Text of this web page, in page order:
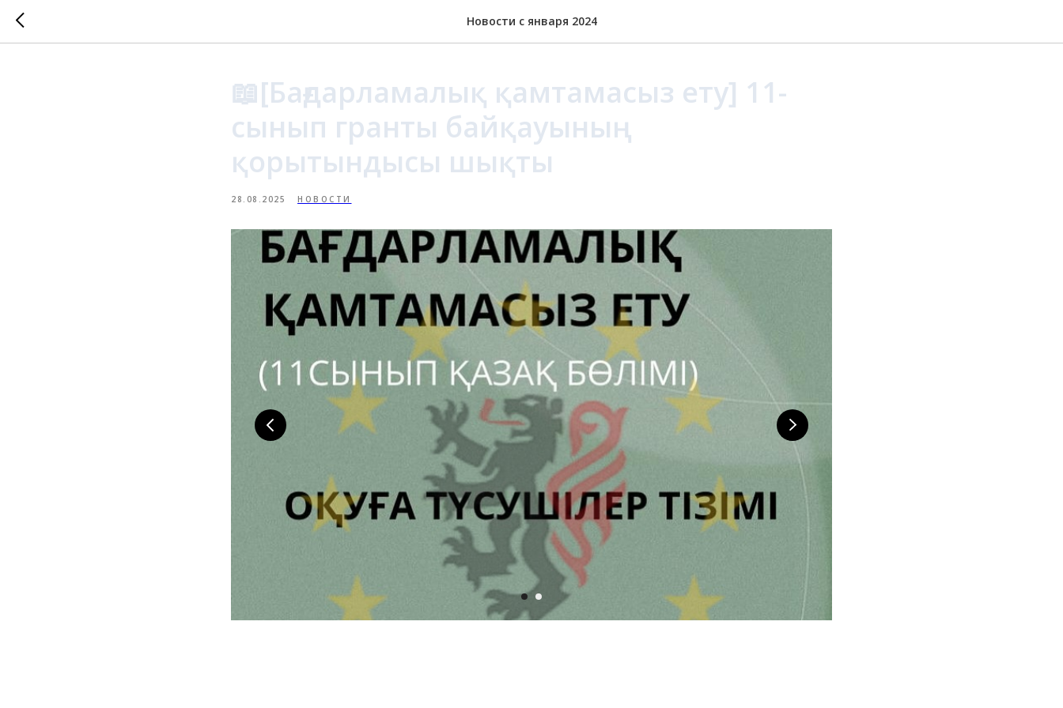
Новости с января 2024
📖[Бағдарламалық қамтамасыз ету] 11-
сынып гранты байқауының
қорытындысы шықты
28.08.2025 НОВОСТИ